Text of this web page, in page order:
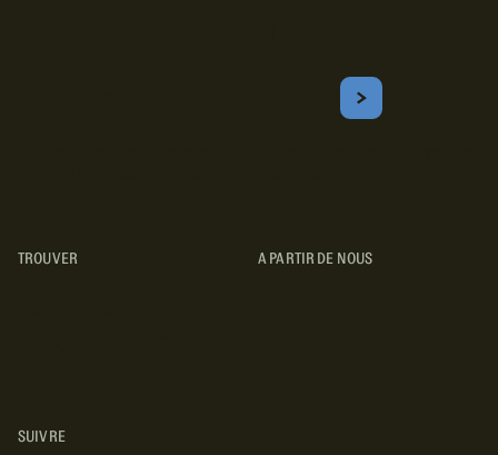
S'ABONNER
SUIVRE
TROUVER
A PARTIR DE NOUS